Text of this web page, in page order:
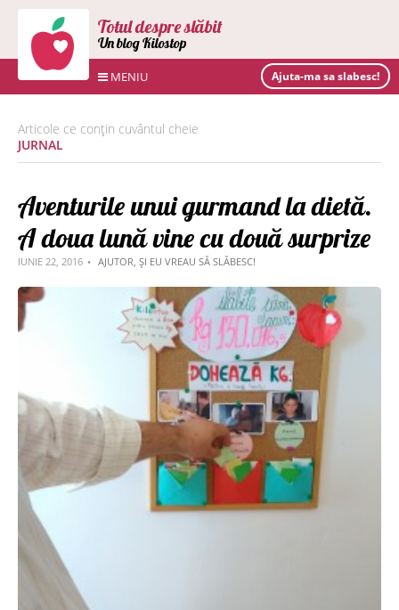
Totul despre slăbit
Un blog Kilostop
MENIU Ajuta-ma sa slabesc!
Articole ce conțin cuvântul cheie
JURNAL
Aventurile unui gurmand la dietă.
A doua lună vine cu două surprize
IUNIE 22, 2016 AJUTOR, ȘI EU VREAU SĂ SLĂBESC!